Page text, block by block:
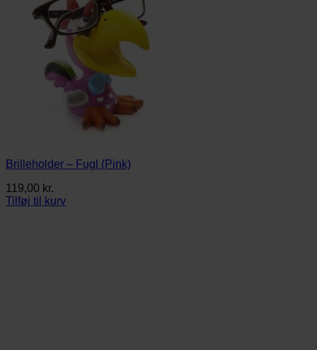
Brilleholder – Fugl (Pink)
119,00 kr.
Tilføj til kurv